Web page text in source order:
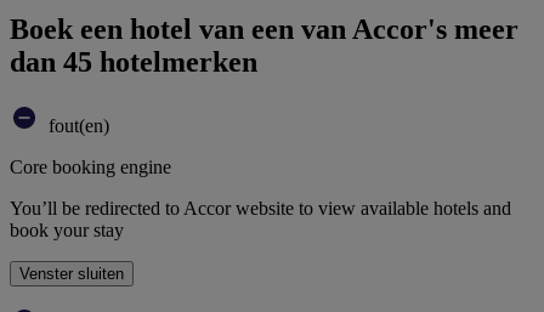
Boek een hotel van een van Accor's meer
dan 45 hotelmerken
fout(en)
Core booking engine
You’ll be redirected to Accor website to view available hotels and
book your stay
Venster sluiten